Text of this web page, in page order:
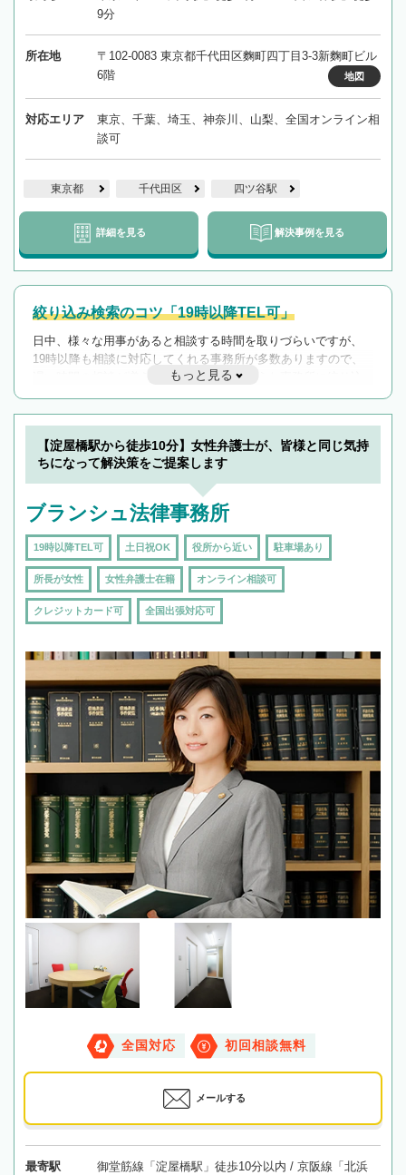
9分
所在地
〒102-0083 東京都千代田区麴町四丁目3-3新麴町ビル
6階
地図
対応エリア
東京、千葉、埼玉、神奈川、山梨、全国オンライン相
談可
東京都 千代田区 四ツ谷駅
詳細を見る 解決事例を見る
絞り込み検索のコツ「19時以降TEL可」
日中、様々な用事があると相談する時間を取りづらいですが、
19時以降も相談に対応してくれる事務所が多数ありますので、
遅い時間の相談が増えそうな場合はそのような事務所に絞り込
んで検索してみましょう。
19時以降TEL可の条件
を加えて再検索
もっと見る
【淀屋橋駅から徒歩10分】女性弁護士が、皆様と同じ気持
ちになって解決策をご提案します
ブランシュ法律事務所
19時以降TEL可 土日祝OK 役所から近い 駐車場あり
所長が女性 女性弁護士在籍 オンライン相談可
クレジットカード可 全国出張対応可
全国対応 初回相談無料
メールする
最寄駅
御堂筋線「淀屋橋駅」徒歩10分以内 / 京阪線「北浜